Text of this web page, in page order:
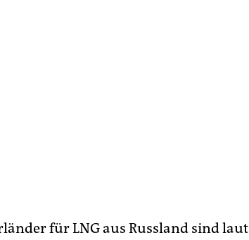
für LNG aus Russland sind